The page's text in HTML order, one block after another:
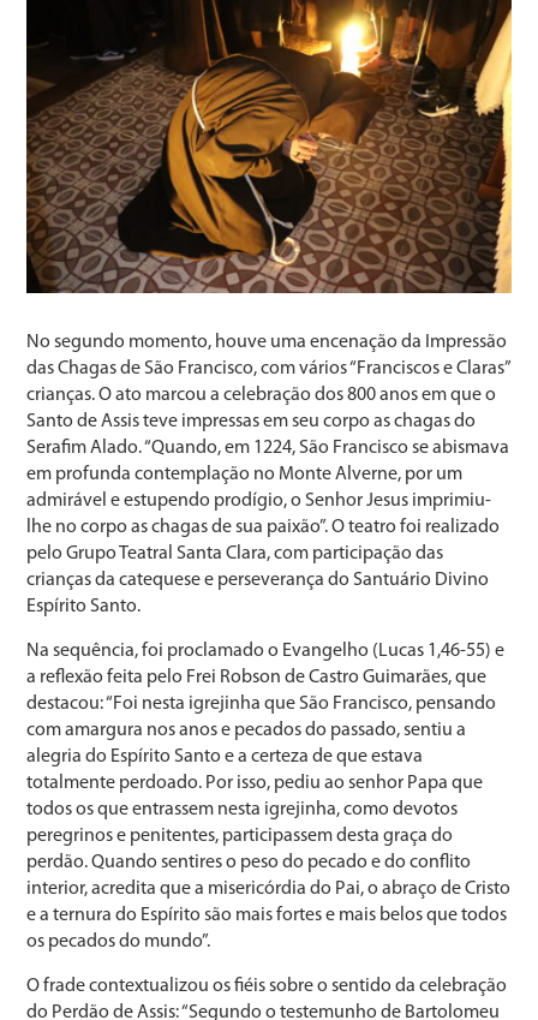
No segundo momento, houve uma encenação da Impressão
das Chagas de São Francisco, com vários “Franciscos e Claras”
crianças. O ato marcou a celebração dos 800 anos em que o
Santo de Assis teve impressas em seu corpo as chagas do
Serafim Alado. “Quando, em 1224, São Francisco se abismava
em profunda contemplação no Monte Alverne, por um
admirável e estupendo prodígio, o Senhor Jesus imprimiu-
lhe no corpo as chagas de sua paixão”. O teatro foi realizado
pelo Grupo Teatral Santa Clara, com participação das
crianças da catequese e perseverança do Santuário Divino
Espírito Santo.
Na sequência, foi proclamado o Evangelho (Lucas 1,46-55) e
a reflexão feita pelo Frei Robson de Castro Guimarães, que
destacou: “Foi nesta igrejinha que São Francisco, pensando
com amargura nos anos e pecados do passado, sentiu a
alegria do Espírito Santo e a certeza de que estava
totalmente perdoado. Por isso, pediu ao senhor Papa que
todos os que entrassem nesta igrejinha, como devotos
peregrinos e penitentes, participassem desta graça do
perdão. Quando sentires o peso do pecado e do conflito
interior, acredita que a misericórdia do Pai, o abraço de Cristo
e a ternura do Espírito são mais fortes e mais belos que todos
os pecados do mundo”.
O frade contextualizou os fiéis sobre o sentido da celebração
do Perdão de Assis: “Segundo o testemunho de Bartolomeu